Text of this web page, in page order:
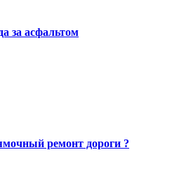
за асфальтом
ремонт дороги ?